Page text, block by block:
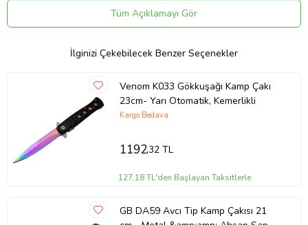
Tek elle kolayca açılabilen bir mekanizmaya
sahiptir.
sabitlenmesini sağlar.
kaliteli bir çelikten üretilmiştir.
Neden Tac-Force 1111-D
Titanyum Gökkuşağı Kamp Çakısı?
Eşsiz Tasarım:
Titanyum gökkuşağı kaplama, çakıya benzersiz ve
dikkat çekici bir görünüm kazandırır.
Titanyum kaplama, çakıyı çizilmelere ve korozyona
Yarı otomatik açma mekanizması ve keskin
Tüm Açıklamayı Gör
İlginizi Çekebilecek Benzer Seçenekler
Venom K033 Gökkuşağı Kamp Çakı
23cm- Yarı Otomatik, Kemerlikli
Kargo Bedava
1192,32 TL
127,18 TL'den Başlayan Taksitlerle
GB DA59 Avcı Tip Kamp Çakısı 21